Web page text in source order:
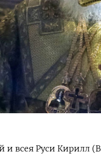
и всея Руси Кирилл